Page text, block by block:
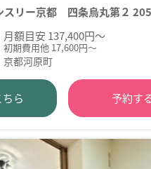
スリー京都 四条烏丸第２
月額目安 137,400円～
初期費用他 17,600円～
京都河原町
ら 予約す